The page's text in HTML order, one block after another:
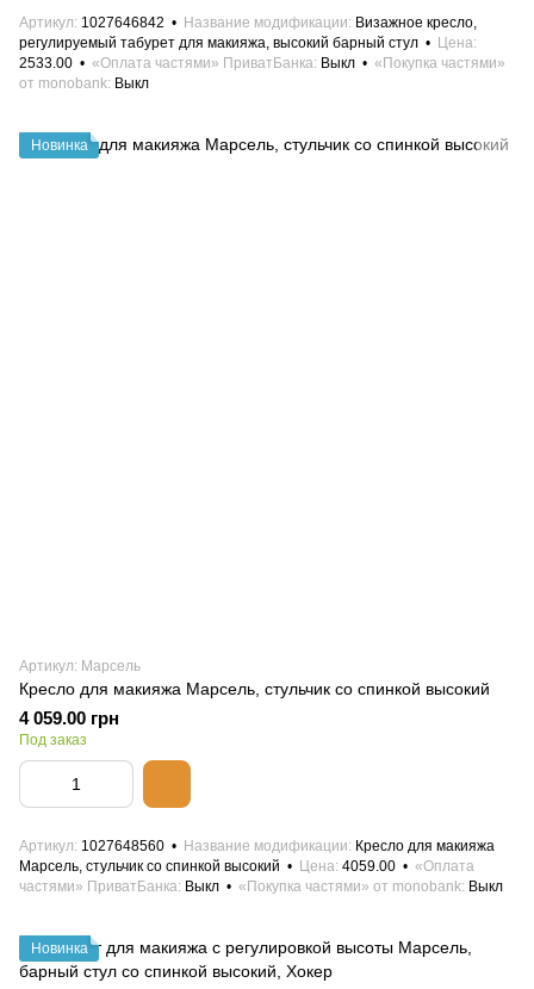
Артикул 1027646842 Название модификации
Визажное кресло,
регулируемый табурет для макияжа, высокий барный стул
Цена
2533.00
«Оплата частями» ПриватБанка Выкл
«Покупка частями»
от monobank Выкл
Новинка
Артикул: Марсель
Кресло для макияжа Марсель, стульчик со спинкой высокий
4 059.00 грн
Под заказ
Артикул 1027648560 Название модификации
Кресло для макияжа
Марсель, стульчик со спинкой высокий
Цена 4059.00
«Оплата
частями» ПриватБанка Выкл «Покупка частями» от monobank Выкл
Новинка